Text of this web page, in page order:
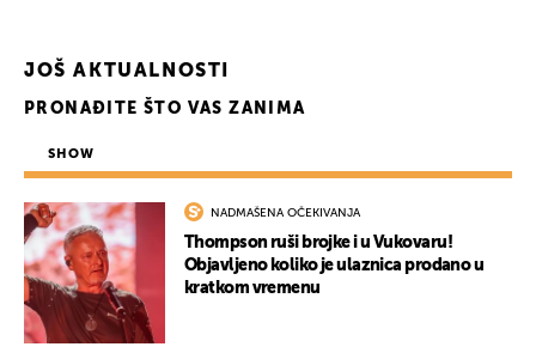
JOŠ AKTUALNOSTI
PRONAĐITE ŠTO VAS ZANIMA
SHOW
NADMAŠENA OČEKIVANJA
Thompson ruši brojke i u Vukovaru!
Objavljeno koliko je ulaznica prodano u
kratkom vremenu